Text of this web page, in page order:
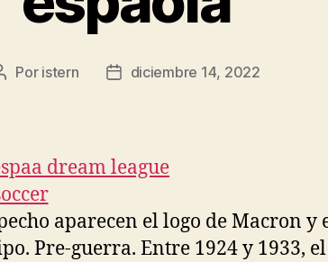
Por istern
Fechadiciembre 14, 2022
aparecen el logo de Macron y
Pre-guerra. Entre 1924 y 1933, el